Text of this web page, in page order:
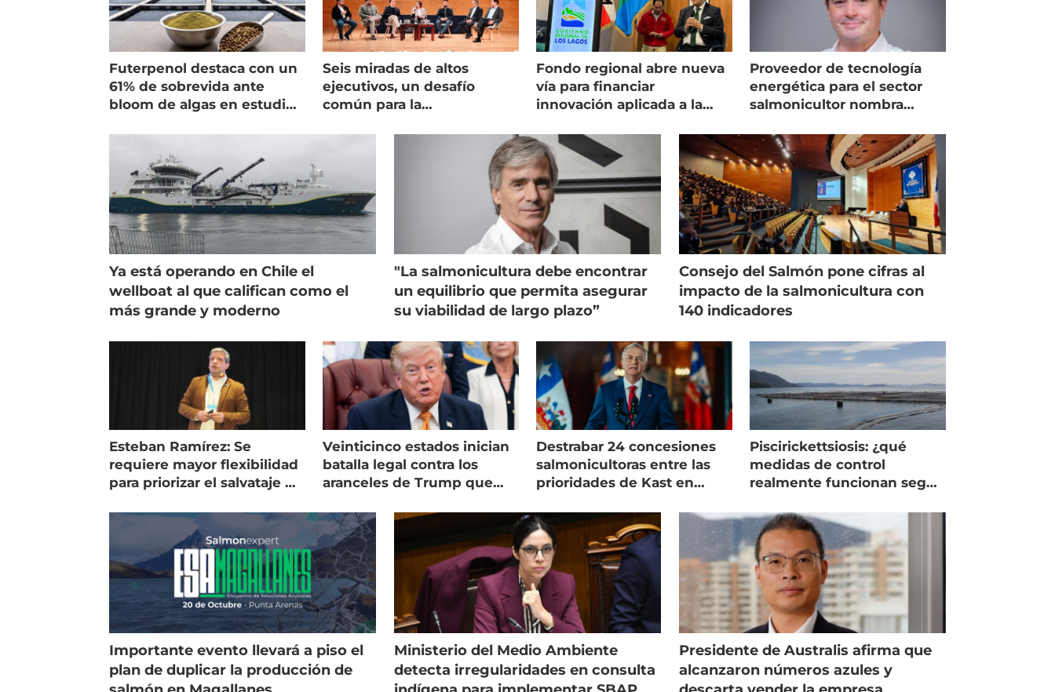
Futerpenol destaca con un
61% de sobrevida ante
bloom de algas en estudio
Seis miradas de altos
ejecutivos, un desafío
común para la
Fondo regional abre nueva
vía para financiar
innovación aplicada a la
Proveedor de tecnología
energética para el sector
salmonicultor nombra
Ya está operando en Chile el
wellboat al que califican como el
más grande y moderno
"La salmonicultura debe encontrar
un equilibrio que permita asegurar
su viabilidad de largo plazo”
Consejo del Salmón pone cifras al
impacto de la salmonicultura con
140 indicadores
Esteban Ramírez: Se
requiere mayor flexibilidad
para priorizar el salvataje de
Veinticinco estados inician
batalla legal contra los
aranceles de Trump que
Destrabar 24 concesiones
salmonicultoras entre las
prioridades de Kast en
Piscirickettsiosis: ¿qué
medidas de control
realmente funcionan según
Importante evento llevará a piso el
plan de duplicar la producción de
Ministerio del Medio Ambiente
detecta irregularidades en consulta
Presidente de Australis afirma que
alcanzaron números azules y